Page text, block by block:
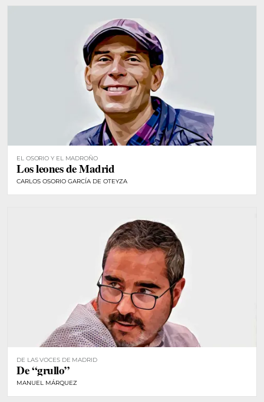
EL OSORIO Y EL MADROÑO
Los leones de Madrid
CARLOS OSORIO GARCÍA DE OTEYZA
DE LAS VOCES DE MADRID
De “grullo”
MANUEL MÁRQUEZ